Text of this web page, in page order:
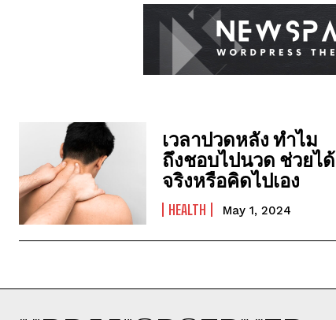
เวลาปวดหลัง ทำไม
ถึงชอบไปนวด ช่วยได้
จริงหรือคิดไปเอง
HEALTH May 1, 2024